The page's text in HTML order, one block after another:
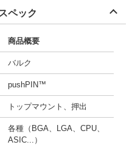
ペック
商品概要
バルク
pushPIN™
トップマウント、押出
各種（BGA、LGA、CPU、
ASIC...）